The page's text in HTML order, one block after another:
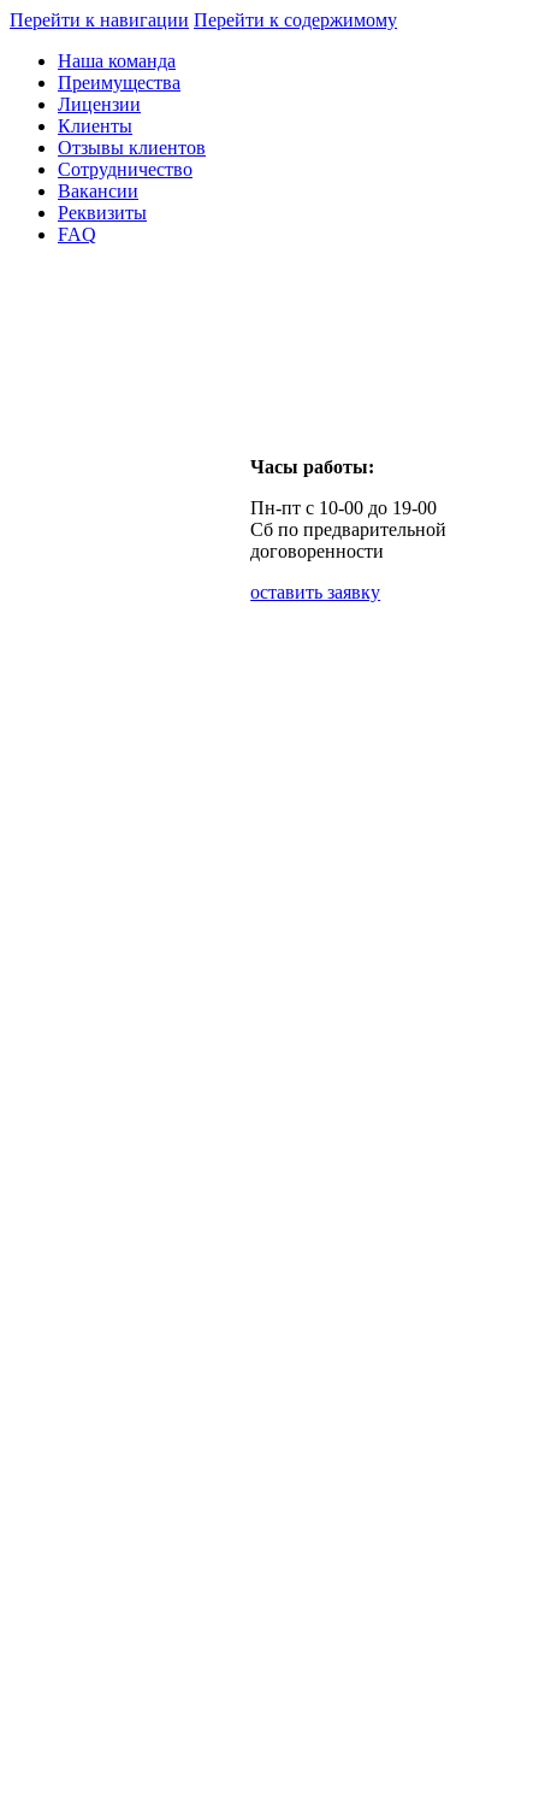
Перейти к навигации Перейти к содержимому
Наша команда
Преимущества
Лицензии
Клиенты
Отзывы клиентов
Сотрудничество
Вакансии
Реквизиты
FAQ
Часы работы:
Пн-пт с 10-00 до 19-00
Сб по предварительной
договоренности
оставить заявку